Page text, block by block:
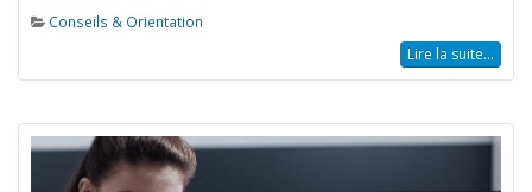
Conseils & Orientation
Lire la suite...